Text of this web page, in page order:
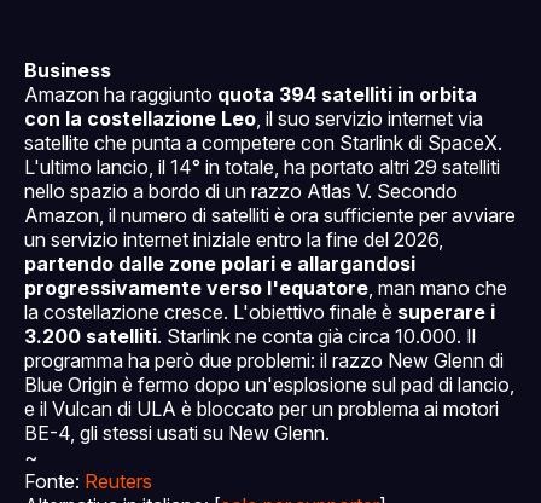
Business
Amazon ha raggiunto quota 394 satelliti in orbita
con la costellazione Leo, il suo servizio internet via
satellite che punta a competere con Starlink di SpaceX.
L'ultimo lancio, il 14° in totale, ha portato altri 29 satelliti
nello spazio a bordo di un razzo Atlas V. Secondo
Amazon, il numero di satelliti è ora sufficiente per avviare
un servizio internet iniziale entro la fine del 2026,
partendo dalle zone polari e allargandosi
progressivamente verso l'equatore, man mano che
la costellazione cresce. L'obiettivo finale è superare i
3.200 satelliti. Starlink ne conta già circa 10.000. Il
programma ha però due problemi: il razzo New Glenn di
Blue Origin è fermo dopo un'esplosione sul pad di lancio,
e il Vulcan di ULA è bloccato per un problema ai motori
BE-4, gli stessi usati su New Glenn.
~
Fonte: Reuters